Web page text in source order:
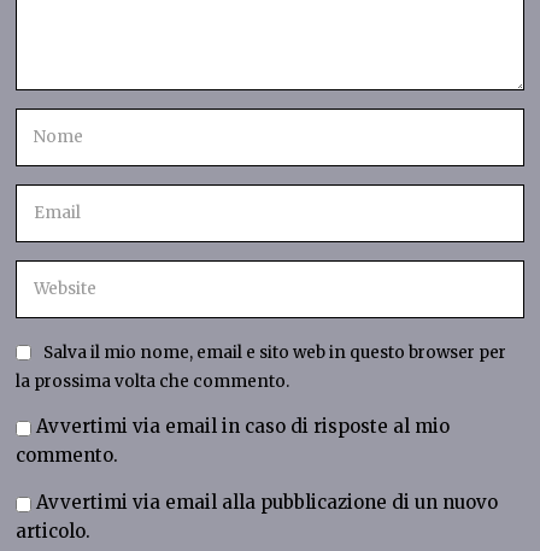
Salva il mio nome, email e sito web in questo browser per
la prossima volta che commento.
Avvertimi via email in caso di risposte al mio
commento.
Avvertimi via email alla pubblicazione di un nuovo
articolo.